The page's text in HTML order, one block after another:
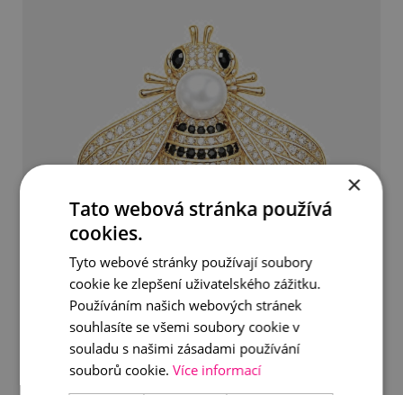
Brož včela zlatá
990 Kč
×
Tato webová stránka používá
cookies.
Tyto webové stránky používají soubory
cookie ke zlepšení uživatelského zážitku.
Používáním našich webových stránek
souhlasíte se všemi soubory cookie v
souladu s našimi zásadami používání
souborů cookie. Více informací